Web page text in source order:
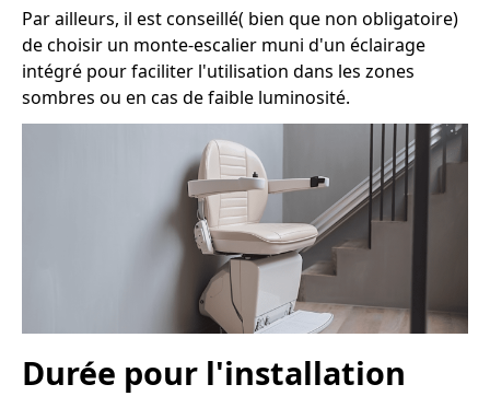
Par ailleurs, il est conseillé( bien que non obligatoire)
de choisir un monte-escalier muni d'un éclairage
intégré pour faciliter l'utilisation dans les zones
sombres ou en cas de faible luminosité.
Durée pour l'installation